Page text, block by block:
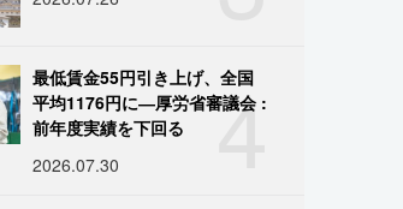
4
最低賃金55円引き上げ、全国
平均1176円に―厚労省審議会 :
前年度実績を下回る
2026.07.30